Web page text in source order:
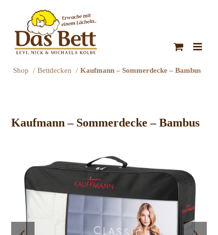
Shop Bettdecken Kaufmann – Sommerdecke – Bambus
Kaufmann – Sommerdecke – Bambus